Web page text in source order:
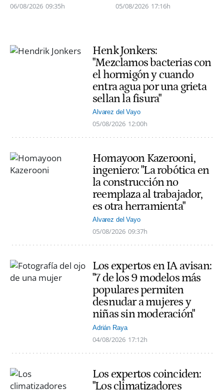
06/08/2026 09:35h 05/08/2026 17:16h
Henk Jonkers:
"Mezclamos bacterias con
el hormigón y cuando
entra agua por una grieta
sellan la fisura"
Alvarez del Vayo
05/08/2026 12:00h
Homayoon Kazerooni,
ingeniero: "La robótica en
la construcción no
reemplaza al trabajador,
es otra herramienta"
Alvarez del Vayo
05/08/2026 09:37h
Los expertos en IA avisan:
"7 de los 9 modelos más
populares permiten
desnudar a mujeres y
niñas sin moderación"
Adrián Raya
04/08/2026 17:12h
Los expertos coinciden:
"Los climatizadores